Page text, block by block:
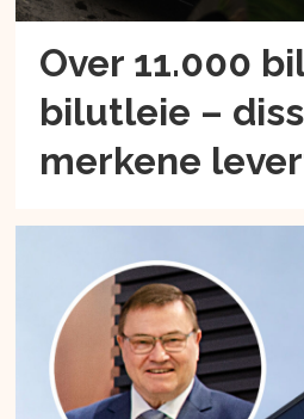
Over 11.000
bilutleie –
merkene